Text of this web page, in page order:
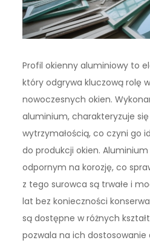
Profil okienny aluminiowy to
który odgrywa kluczową rolę
nowoczesnych okien.
aluminium, charakteryzuje
wytrzymałością, co czyni go
do produkcji okien.
odpornym na korozję, co
z tego surowca są trwałe i
lat bez konieczności
są dostępne w różnych
pozwala na ich